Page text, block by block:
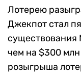
Лотерею
Джекпот стал
существования
чем на $300
розыгрыша